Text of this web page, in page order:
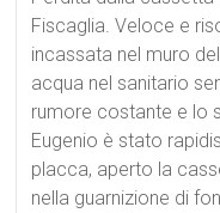
Fiscaglia. Veloce e
incassata nel muro
acqua nel sanitario
rumore costante e lo
Eugenio è stato
placca, aperto la
nella guarnizione di